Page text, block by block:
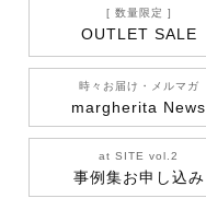
[ 数量限定 ]
OUTLET SALE
時々お届け・メルマガ
margherita News
at SITE vol.2
事例集お申し込み